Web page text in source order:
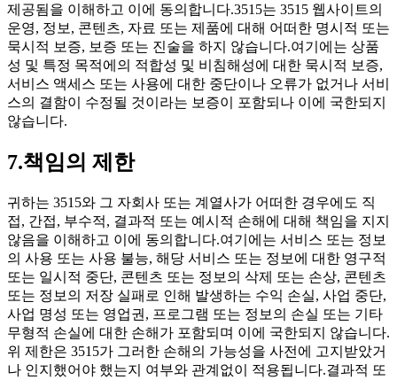
제공됨을 이해하고 이에 동의합니다.3515는 3515 웹사이트의
운영, 정보, 콘텐츠, 자료 또는 제품에 대해 어떠한 명시적 또는
묵시적 보증, 보증 또는 진술을 하지 않습니다.여기에는 상품
성 및 특정 목적에의 적합성 및 비침해성에 대한 묵시적 보증,
서비스 액세스 또는 사용에 대한 중단이나 오류가 없거나 서비
스의 결함이 수정될 것이라는 보증이 포함되나 이에 국한되지
않습니다.
7.책임의 제한
귀하는 3515와 그 자회사 또는 계열사가 어떠한 경우에도 직
접, 간접, 부수적, 결과적 또는 예시적 손해에 대해 책임을 지지
않음을 이해하고 이에 동의합니다.여기에는 서비스 또는 정보
의 사용 또는 사용 불능, 해당 서비스 또는 정보에 대한 영구적
또는 일시적 중단, 콘텐츠 또는 정보의 삭제 또는 손상, 콘텐츠
또는 정보의 저장 실패로 인해 발생하는 수익 손실, 사업 중단,
사업 명성 또는 영업권, 프로그램 또는 정보의 손실 또는 기타
무형적 손실에 대한 손해가 포함되며 이에 국한되지 않습니다.
위 제한은 3515가 그러한 손해의 가능성을 사전에 고지받았거
나 인지했어야 했는지 여부와 관계없이 적용됩니다.결과적 또